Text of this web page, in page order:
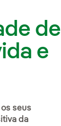
de
e
seus
da